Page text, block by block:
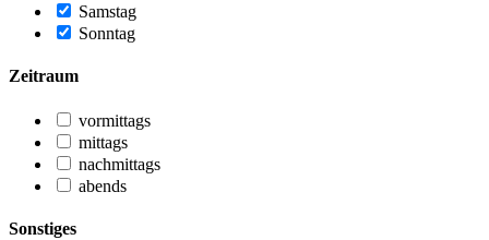
Samstag
Sonntag
Zeitraum
vormittags
mittags
nachmittags
abends
Sonstiges